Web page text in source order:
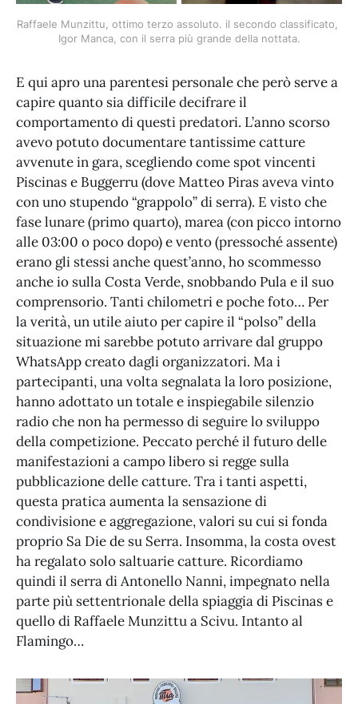
Raffaele Munzittu, ottimo terzo assoluto. il secondo classificato,
Igor Manca, con il serra più grande della nottata.
E qui apro una parentesi personale che però serve a
capire quanto sia difficile decifrare il
comportamento di questi predatori. L’anno scorso
avevo potuto documentare tantissime catture
avvenute in gara, scegliendo come spot vincenti
Piscinas e Buggerru (dove Matteo Piras aveva vinto
con uno stupendo “grappolo” di serra). E visto che
fase lunare (primo quarto), marea (con picco intorno
alle 03:00 o poco dopo) e vento (pressoché assente)
erano gli stessi anche quest’anno, ho scommesso
anche io sulla Costa Verde, snobbando Pula e il suo
comprensorio. Tanti chilometri e poche foto… Per
la verità, un utile aiuto per capire il “polso” della
situazione mi sarebbe potuto arrivare dal gruppo
WhatsApp creato dagli organizzatori. Ma i
partecipanti, una volta segnalata la loro posizione,
hanno adottato un totale e inspiegabile silenzio
radio che non ha permesso di seguire lo sviluppo
della competizione. Peccato perché il futuro delle
manifestazioni a campo libero si regge sulla
pubblicazione delle catture. Tra i tanti aspetti,
questa pratica aumenta la sensazione di
condivisione e aggregazione, valori su cui si fonda
proprio Sa Die de su Serra. Insomma, la costa ovest
ha regalato solo saltuarie catture. Ricordiamo
quindi il serra di Antonello Nanni, impegnato nella
parte più settentrionale della spiaggia di Piscinas e
quello di Raffaele Munzittu a Scivu. Intanto al
Flamingo…